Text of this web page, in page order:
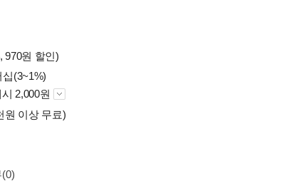
970원 할인)
십(3~1%)
2,000원
원 이상 무료)